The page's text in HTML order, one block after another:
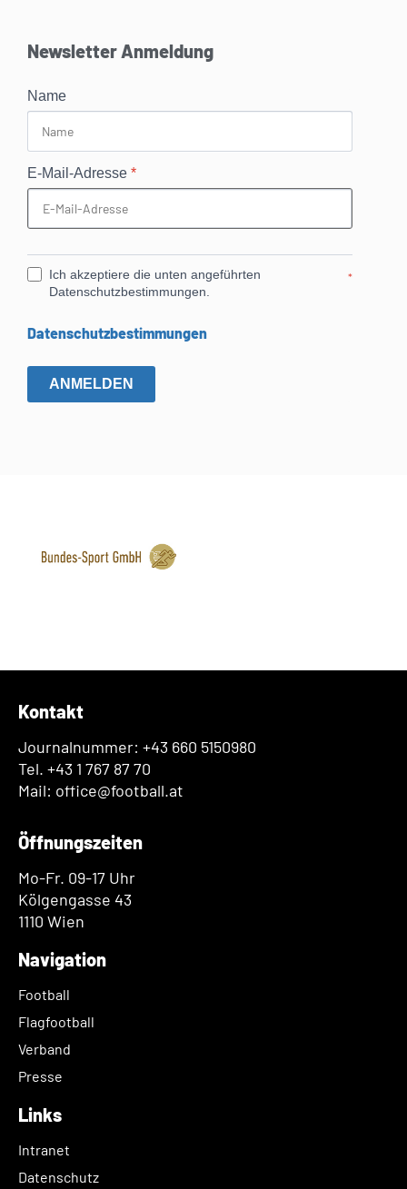
Newsletter Anmeldung
Name
E-Mail-Adresse *
Ich akzeptiere die unten angeführten
Datenschutzbestimmungen.
*
Datenschutzbestimmungen
ANMELDEN
Kontakt
Journalnummer: +43 660 5150980
Tel. +43 1 767 87 70
Mail: office@football.at
Öffnungszeiten
Mo-Fr. 09-17 Uhr
Kölgengasse 43
1110 Wien
Navigation
Football
Flagfootball
Verband
Presse
Links
Intranet
Datenschutz